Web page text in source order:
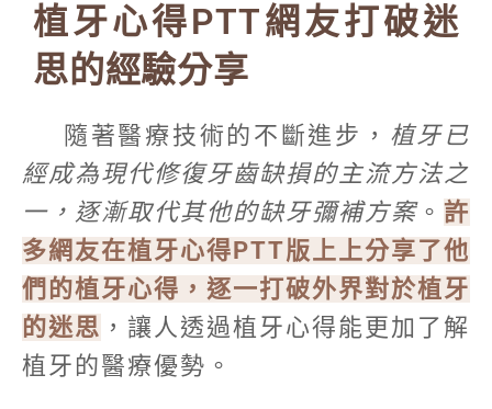
植牙心得PTT網友打破迷
思的經驗分享
隨著醫療技術的不斷進步， 植牙已
經成為現代修復牙齒缺損的主流方法之
一，逐漸取代其他的缺牙彌補方案。 許
多網友在植牙心得PTT版上上分享了他
們的植牙心得，逐一打破外界對於植牙
的迷思 ，讓人透過植牙心得能更加了解
植牙的醫療優勢。